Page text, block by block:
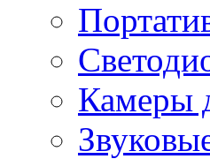
Камеры